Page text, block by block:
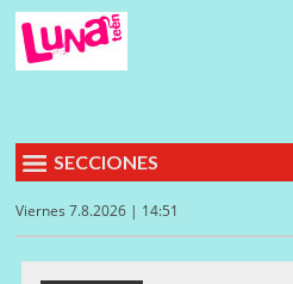
SECCIONES
Viernes 7.8.2026 | 14:51